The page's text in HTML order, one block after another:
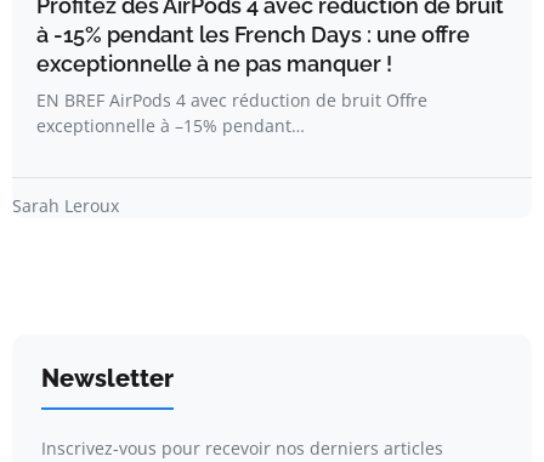
Profitez des AirPods 4 avec réduction de bruit
à -15% pendant les French Days : une offre
exceptionnelle à ne pas manquer !
EN BREF AirPods 4 avec réduction de bruit Offre
exceptionnelle à –15% pendant…
Sarah Leroux
Newsletter
Inscrivez-vous pour recevoir nos derniers articles